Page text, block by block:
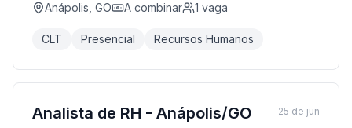
Anápolis, GO A combinar 1 vaga
CLT Presencial Recursos Humanos
Analista de RH - Anápolis/GO 25 de jun